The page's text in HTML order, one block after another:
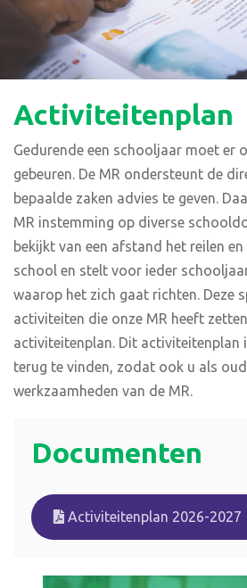
Activiteitenplan
Gedurende een schooljaar moet er
gebeuren. De MR ondersteunt de
bepaalde zaken advies te geven.
MR instemming op diverse
bekijkt van een afstand het reilen en
school en stelt voor ieder
waarop het zich gaat richten. Deze
activiteiten die onze MR heeft
activiteitenplan. Dit activiteitenplan
terug te vinden, zodat ook u als
werkzaamheden van de MR.
Documenten
Activiteitenplan 2026-2027